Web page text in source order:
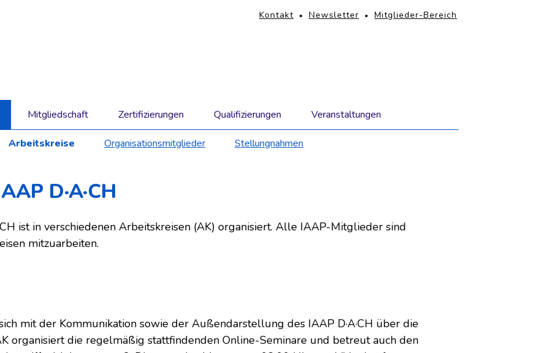
Navigation
KOPFNAVIGATION
Kontakt Newsletter Mitglieder-Bereich
Mitgliedschaft Zertifizierungen Qualifizierungen Veranstaltungen
Arbeitskreise Organisationsmitglieder Stellungnahmen
D·A·CH
ist in verschiedenen Arbeitskreisen (AK) organisiert. Alle IAAP-Mitglieder sind
mitzuarbeiten.
mit der Kommunikation sowie der Außendarstellung des IAAP D·A·CH über die
organisiert die regelmäßig stattfindenden Online-Seminare und betreut auch den